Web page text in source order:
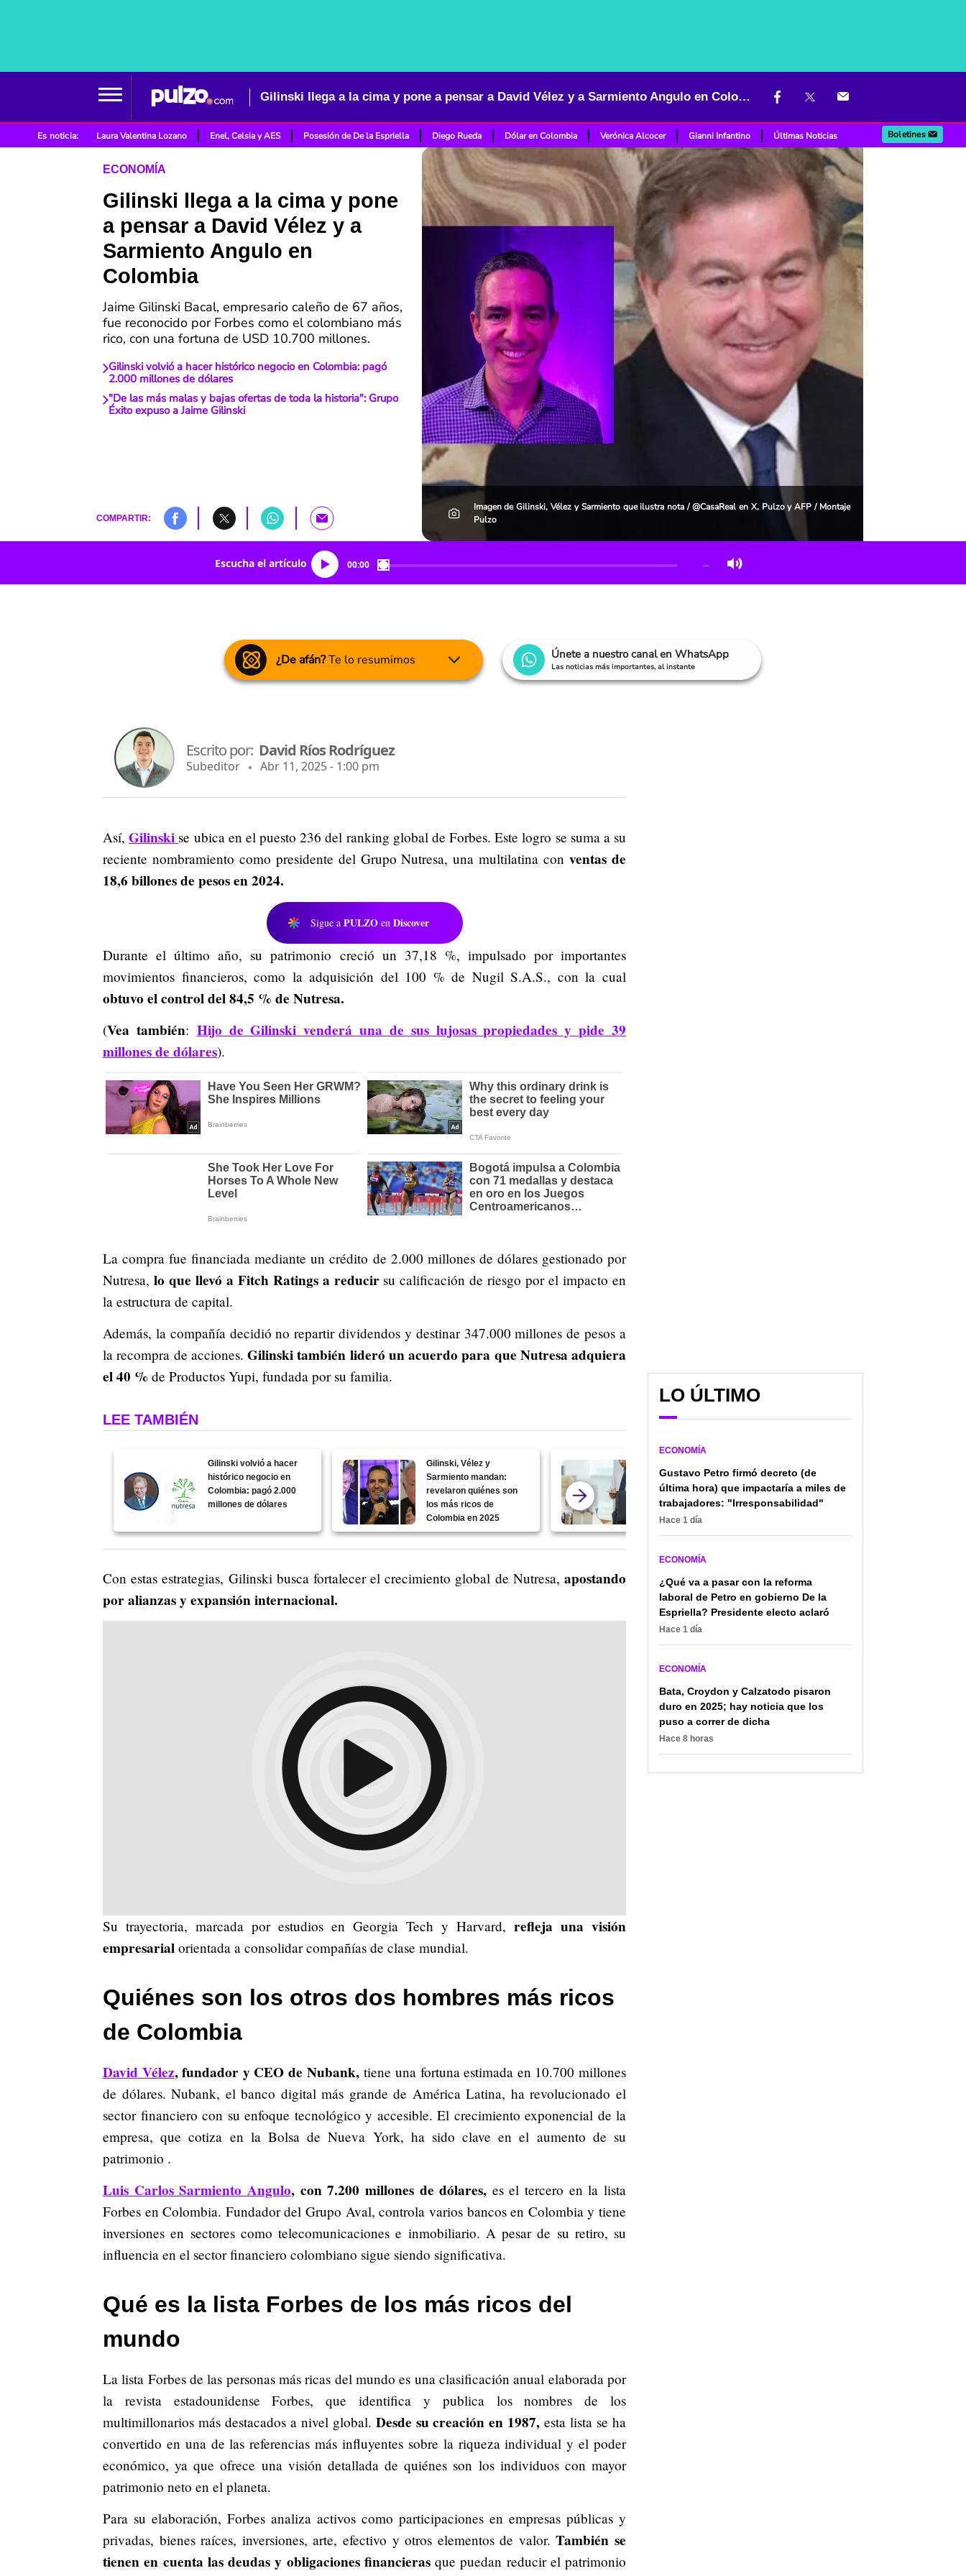
Gilinski llega a la cima y pone a pensar a David Vélez y a Sarmiento Angulo en Colombia
Es noticia: Laura Valentina Lozano Enel, Celsia y AES Posesión de De la Espriella Diego Rueda Dólar en Colombia Verónica Alcocer Gianni Infantino Últimas Noticias Boletines
ECONOMÍA
Gilinski llega a la cima y pone
a pensar a David Vélez y a
Sarmiento Angulo en
Colombia
Jaime Gilinski Bacal, empresario caleño de 67 años,
fue reconocido por Forbes como el colombiano más
rico, con una fortuna de USD 10.700 millones.
Gilinski volvió a hacer histórico negocio en Colombia: pagó
2.000 millones de dólares
"De las más malas y bajas ofertas de toda la historia": Grupo
Éxito expuso a Jaime Gilinski
COMPARTIR:
Imagen de Gilinski, Vélez y Sarmiento que ilustra nota / @CasaReal en X, Pulzo y AFP / Montaje
Pulzo
Escucha el artículo 00:00 …
¿De afán?Te lo resumimos Únete a nuestro canal en WhatsApp
Las noticias más importantes, al instante
Escrito por: David Ríos Rodríguez
Subeditor Abr 11, 2025 - 1:00 pm
Así,Gilinski se ubica en el puesto 236 del ranking global de Forbes. Este logro se suma a su
reciente nombramiento como presidente del Grupo Nutresa, una multilatina conventas de
18,6 billones de pesos en 2024.
Sigue a PULZO en Discover
Durante el último año, su patrimonio creció un 37,18 %, impulsado por importantes
movimientos financieros, como la adquisición del 100 % de Nugil S.A.S., con la cual
obtuvo el control del 84,5 % de Nutresa.
(Vea también: Hijo de Gilinski venderá una de sus lujosas propiedades y pide 39
millones de dólares).
La compra fue financiada mediante un crédito de 2.000 millones de dólares gestionado por
Nutresa, lo que llevó a Fitch Ratings a reducirsu calificación de riesgo por el impacto en
la estructura de capital.
Además, la compañía decidió no repartir dividendos y destinar 347.000 millones de pesos a
la recompra de acciones. Gilinski también lideró un acuerdo para que Nutresa adquiera
el 40 % de Productos Yupi, fundada por su familia.
LEE TAMBIÉN
Gilinski volvió a hacer
histórico negocio en
Colombia: pagó 2.000
millones de dólares
Gilinski, Vélez y
Sarmiento mandan:
revelaron quiénes son
los más ricos de
Colombia en 2025
salchichón, jamón y
otros embutidos de
famosa marca; hay
despidos
Con estas estrategias, Gilinski busca fortalecer el crecimiento global de Nutresa, apostando
por alianzas y expansión internacional.
Su trayectoria, marcada por estudios en Georgia Tech y Harvard, refleja una visión
empresarial orientada a consolidar compañías de clase mundial.
Quiénes son los otros dos hombres más ricos
de Colombia
David Vélez, fundador y CEO de Nubank,tiene una fortuna estimada en 10.700 millones
de dólares. Nubank, el banco digital más grande de América Latina, ha revolucionado el
sector financiero con su enfoque tecnológico y accesible. El crecimiento exponencial de la
empresa, que cotiza en la Bolsa de Nueva York, ha sido clave en el aumento de su
patrimonio .​
Luis Carlos Sarmiento Angulo, con 7.200 millones de dólares, es el tercero en la lista
Forbes en Colombia. Fundador del Grupo Aval, controla varios bancos en Colombia y tiene
inversiones en sectores como telecomunicaciones e inmobiliario. A pesar de su retiro, su
influencia en el sector financiero colombiano sigue siendo significativa.
Qué es la lista Forbes de los más ricos del
mundo
La lista Forbes de las personas más ricas del mundo es una clasificación anual elaborada por
la revista estadounidense Forbes, que identifica y publica los nombres de los
multimillonarios más destacados a nivel global. Desde su creación en 1987, esta lista se ha
convertido en una de las referencias más influyentes sobre la riqueza individual y el poder
económico, ya que ofrece una visión detallada de quiénes son los individuos con mayor
patrimonio neto en el planeta.
Para su elaboración, Forbes analiza activos como participaciones en empresas públicas y
privadas, bienes raíces, inversiones, arte, efectivo y otros elementos de valor.También se
tienen en cuenta las deudas y obligaciones financierasque puedan reducir el patrimonio
LO ÚLTIMO
ECONOMÍA
Gustavo Petro firmó decreto (de
última hora) que impactaría a miles de
trabajadores: "Irresponsabilidad"
Hace 1 día
ECONOMÍA
¿Qué va a pasar con la reforma
laboral de Petro en gobierno De la
Espriella? Presidente electo aclaró
Hace 1 día
ECONOMÍA
Bata, Croydon y Calzatodo pisaron
duro en 2025; hay noticia que los
puso a correr de dicha
Hace 8 horas